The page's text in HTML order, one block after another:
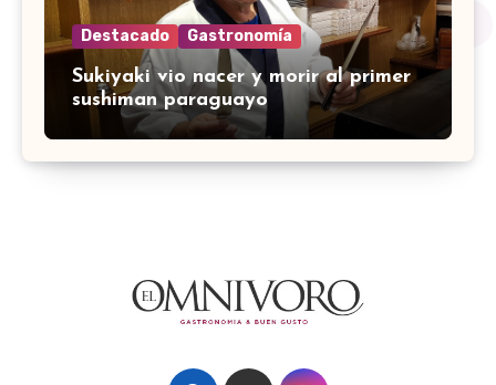
Destacado Gastronomía
Sukiyaki vio nacer y morir al primer
sushiman paraguayo